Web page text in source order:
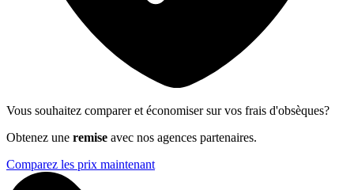
Vous souhaitez comparer et économiser sur vos frais d'obsèques?
Obtenez une remise avec nos agences partenaires.
Comparez les prix maintenant